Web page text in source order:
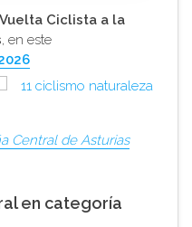
Vuelta Ciclista a la
, en este
Central de Asturias
en categoría